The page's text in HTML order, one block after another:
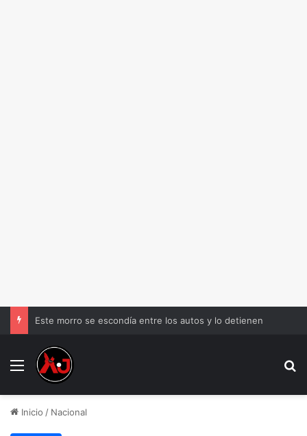
Este morro se escondía entre los autos y lo detienen
Menu
Inicio / Nacional